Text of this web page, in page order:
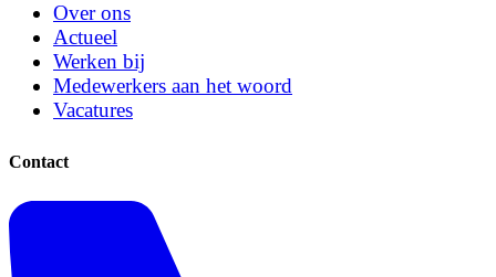
Over ons
Actueel
Werken bij
Medewerkers aan het woord
Vacatures
Contact